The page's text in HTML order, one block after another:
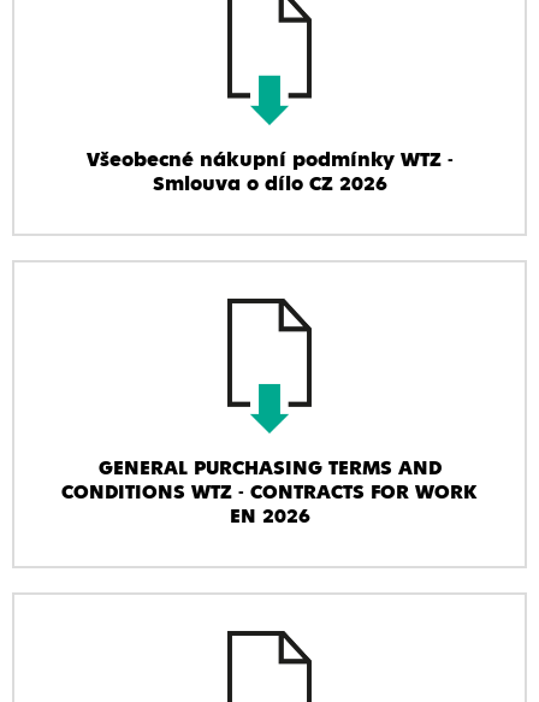
Všeobecné nákupní podmínky WTZ -
Smlouva o dílo CZ 2026
GENERAL PURCHASING TERMS AND
CONDITIONS WTZ - CONTRACTS FOR WORK
EN 2026